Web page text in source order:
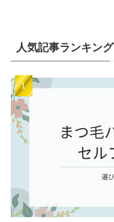
人気記事ランキング